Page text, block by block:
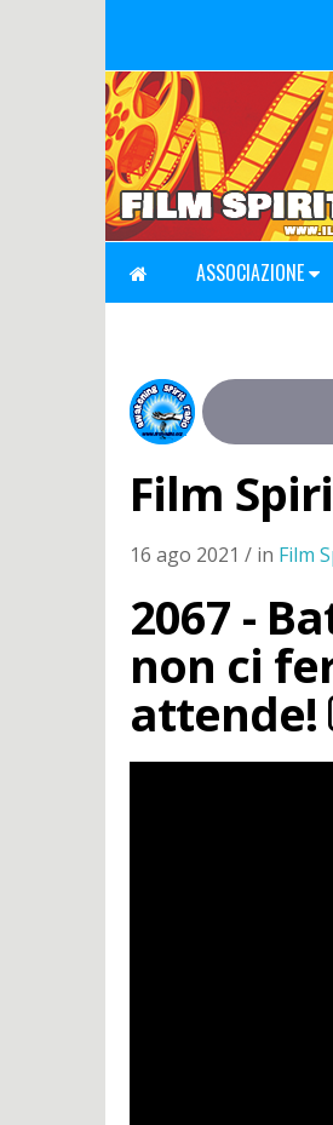
ASSOCIAZIONE
Film
16 ago 2021 / in Film
2067 -
non ci
attende!